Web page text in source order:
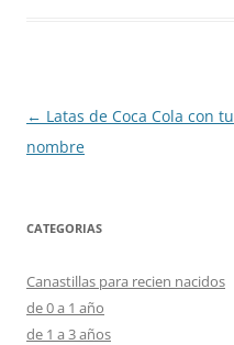
Navegación
de
← Latas de Coca Cola con tu
nombre
CATEGORIAS
Canastillas para recien nacidos
de 0 a 1 año
de 1 a 3 años